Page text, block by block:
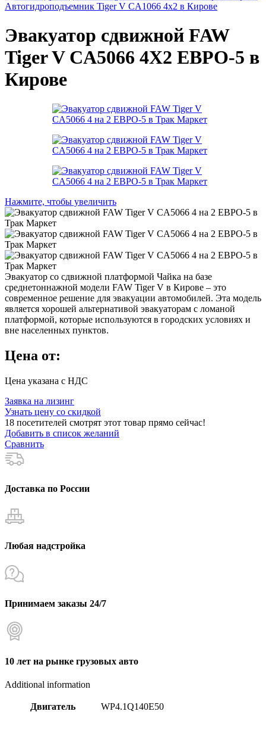
Автогидроподъемник Tiger V CA1066 4x2 в Кирове
Эвакуатор сдвижной FAW
Tiger V CA5066 4X2 ЕВРО-5 в
Кирове
Нажмите, чтобы увеличить
Эвакуатор со сдвижной платформой Чайка на базе
среднетоннажной модели FAW Tiger V в Кирове – это
современное решение для эвакуации автомобилей. Эта модель
является хорошей альтернативой эвакуаторам с ломаной
платформой, которые используются в городских условиях и
вне населенных пунктов.
Цена от:
Цена указана с НДС
Заявка на лизинг
Узнать цену со скидкой
18 посетителей смотрят этот товар прямо сейчас!
Добавить в список желаний
Сравнить
Доставка по России
Любая надстройка
Принимаем заказы 24/7
10 лет на рынке грузовых авто
Additional information
Двигатель WP4.1Q140E50